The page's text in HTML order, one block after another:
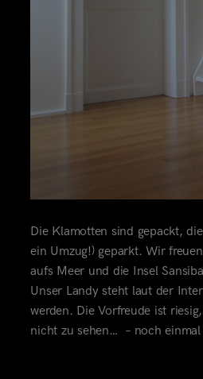
Die Klamotten sind gepackt,
ein Umzug!) geparkt. Wir
aufs Meer und die Insel
Unser Landy steht laut der
werden. Die Vorfreude ist
nicht zu sehen… – noch einmal